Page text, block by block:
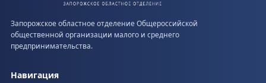
Запорожское областное отделение Общероссийской
общественной организации малого и среднего
предпринимательства.
Навигация